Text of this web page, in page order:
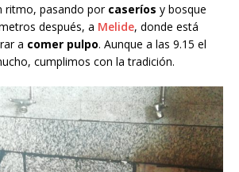
ritmo, pasando por caseríos y bosque
después, a Melide, donde está
a comer pulpo. Aunque a las 9.15 el
cumplimos con la tradición.